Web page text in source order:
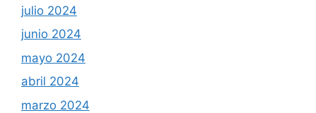
julio 2024
junio 2024
mayo 2024
abril 2024
marzo 2024